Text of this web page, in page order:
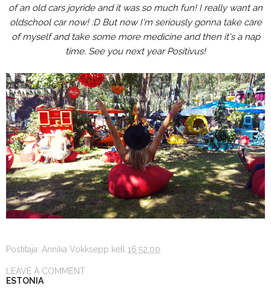
of an old cars joyride and it was so much fun! I really want an
oldschool car now! :D But now I'm seriously gonna take care
of myself and take some more medicine and then it's a nap
time. See you next year Positivus!
Postitaja: Annika Vokksepp kell 16:52:00
LEAVE A COMMENT
ESTONIA